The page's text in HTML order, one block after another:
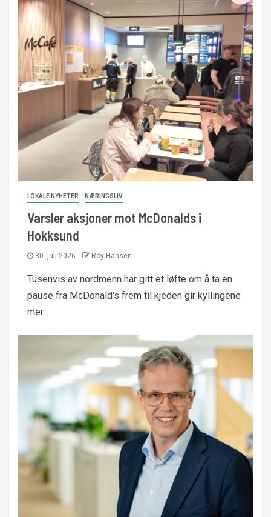
LOKALE NYHETER NÆRINGSLIV
Varsler aksjoner mot McDonalds i
Hokksund
30. juli 2026 Roy Hansen
Tusenvis av nordmenn har gitt et løfte om å ta en
pause fra McDonald's frem til kjeden gir kyllingene
mer...